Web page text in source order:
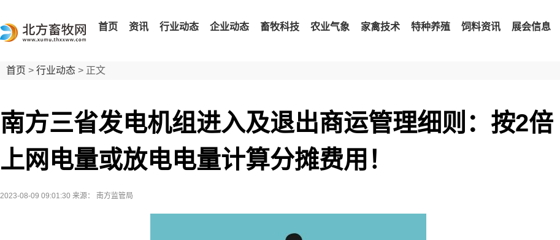
首页 资讯 行业动态 企业动态 畜牧科技 农业气象 家禽技术 特种养殖 饲料资讯 展会信息
首页 > 行业动态 > 正文
南方三省发电机组进入及退出商运管理细则：按2倍
上网电量或放电电量计算分摊费用！
2023-08-09 09:01:30 来源： 南方监管局